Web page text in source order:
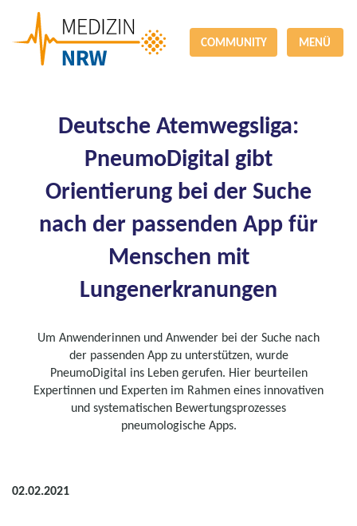
COMMUNITY MENÜ
Deutsche Atemwegsliga:
PneumoDigital gibt
Orientierung bei der Suche
nach der passenden App für
Menschen mit
Lungenerkranungen
Um Anwenderinnen und Anwender bei der Suche nach
der passenden App zu unterstützen, wurde
PneumoDigital ins Leben gerufen. Hier beurteilen
Expertinnen und Experten im Rahmen eines innovativen
und systematischen Bewertungsprozesses
pneumologische Apps.
02.02.2021